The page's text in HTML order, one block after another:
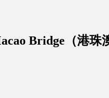
Bridge（港珠